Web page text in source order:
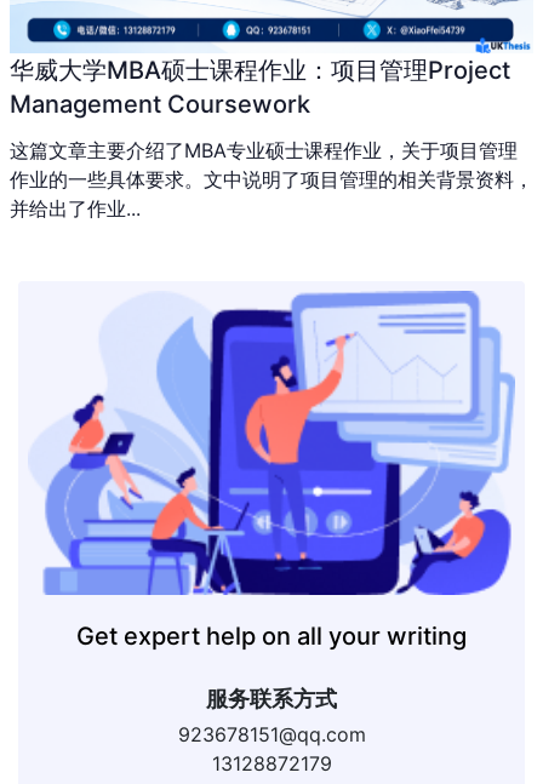
华威大学MBA硕士课程作业：项目管理Project
Management Coursework
这篇文章主要介绍了MBA专业硕士课程作业，关于项目管理
作业的一些具体要求。文中说明了项目管理的相关背景资料，
并给出了作业...
Get expert help on all your writing
服务联系方式
923678151@qq.com
13128872179